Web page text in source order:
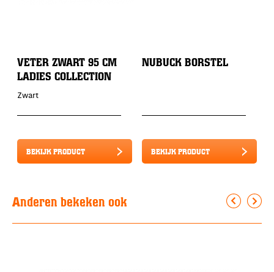
VETER ZWART 95 CM
LADIES COLLECTION
Zwart
BEKIJK PRODUCT
NUBUCK BORSTEL
BEKIJK PRODUCT
Anderen bekeken ook